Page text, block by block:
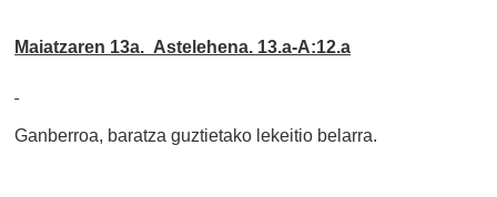
Maiatzaren 13a. Astelehena. 13.a-A:12.a
Ganberroa, baratza guztietako lekeitio belarra.